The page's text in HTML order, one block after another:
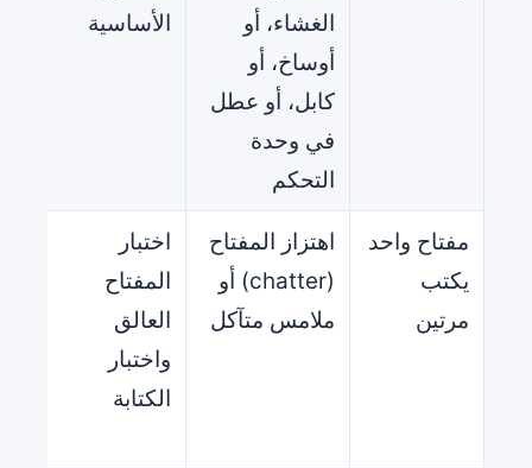
الغشاء، أو
أوساخ، أو
كابل، أو عطل
في وحدة
التحكم
الأساسية
مفتاح واحد
يكتب
مرتين
اهتزاز المفتاح
(chatter) أو
ملامس متآكل
اختبار
المفتاح
العالق
واختبار
الكتابة